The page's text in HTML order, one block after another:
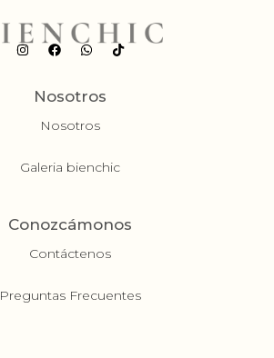
Nosotros
Nosotros
Galeria bienchic
Conozcámonos
Contáctenos
Preguntas Frecuentes